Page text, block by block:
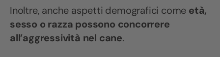
Inoltre, anche aspetti demografici come età,
sesso o razza possono concorrere
all’aggressività nel cane.